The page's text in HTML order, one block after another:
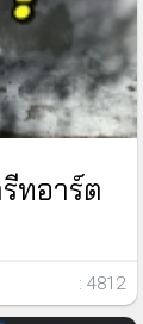
ทอาร์ต
: 4812